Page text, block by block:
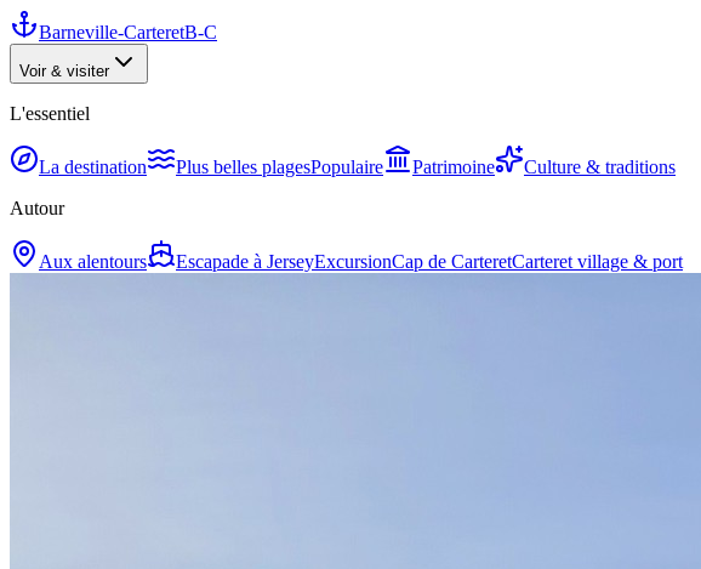
Barneville-CarteretB-C
Voir & visiter
L'essentiel
La destination Plus belles plagesPopulaire Patrimoine
Culture & traditions
Autour
Aux alentours Escapade à JerseyExcursionCap de CarteretCarteret village & port